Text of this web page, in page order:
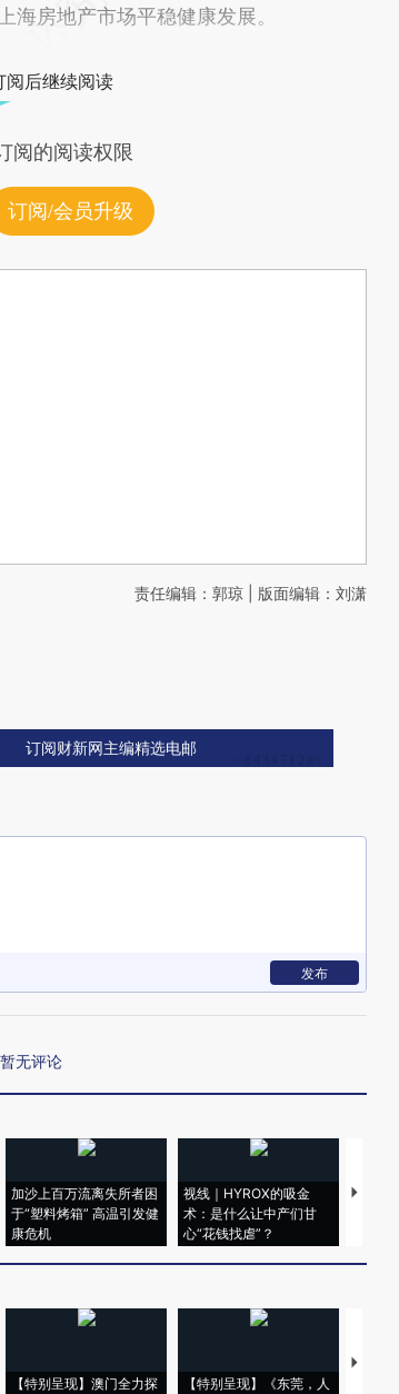
海房地产市场平稳健康发展。
阅后继续阅读
阅的阅读权限
订阅/会员升级
责任编辑：郭琼 | 版面编辑：刘潇
订阅财新网主编精选电邮
发布
无评论
加沙上百万流离失所者困
于“塑料烤箱” 高温引发健
康危机
视线｜HYROX的吸金
术：是什么让中产们甘
心“花钱找虐”？
马航飞
粒摇
【特别呈现】澳门全力探
【特别呈现】《东莞，人
【推广
会，